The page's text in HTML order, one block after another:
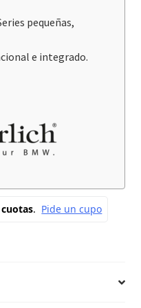
pequeñas,
e integrado.